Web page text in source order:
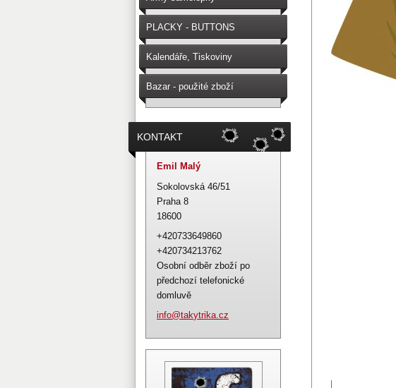
PLACKY - BUTTONS
Kalendáře, Tiskoviny
Bazar - použité zboží
KONTAKT
Emil Malý
Sokolovská 46/51
Praha 8
18600
+420733649860
+420734213762
Osobní odběr zboží po
předchozí telefonické
domluvě
info@takytrika.cz